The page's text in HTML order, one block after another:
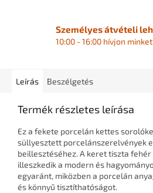
Személyes átvételi
10:00 - 16:00 hívjon
Leírás Beszélgetés
Termék részletes leírása
Ez a fekete porcelán kettes
süllyesztett porcelánszerelvények
beillesztéséhez. A keret tiszta
illeszkedik a modern és
egyaránt, miközben a porcelán
és könnyű tisztíthatóságot.